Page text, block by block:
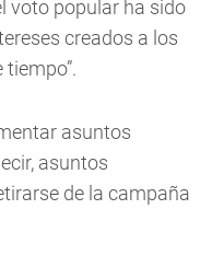
voto popular ha sido
creados a los
asuntos
asuntos
de la campaña